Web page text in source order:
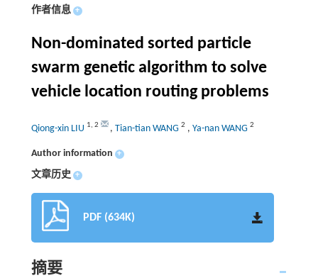
作者信息 +
Non-dominated sorted particle
swarm genetic algorithm to solve
vehicle location routing problems
Qiong-xin LIU 1, 2 , Tian-tian WANG 2 , Ya-nan WANG 2
Author information +
文章历史 +
PDF (634K)
摘要